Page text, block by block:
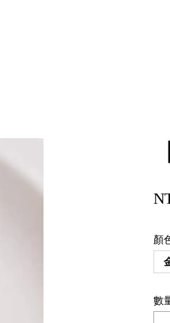
顏
數
目前還是空的